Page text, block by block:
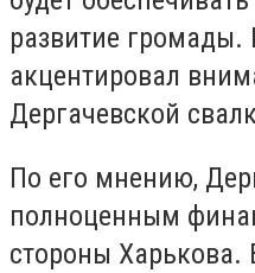
развитие
акцентировал
Дергачевской
По его мнению,
полноценным
стороны Харькова.